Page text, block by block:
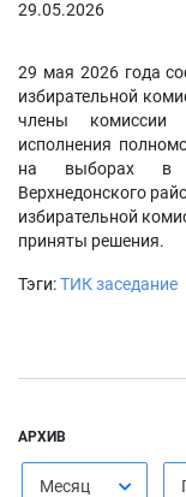
29.05.2026
29 мая 2026 года
избирательной
члены комиссии
исполнения
на выборах в
Верхнедонского
избирательной
приняты решения.
Тэги:ТИК заседание
АРХИВ
Месяц